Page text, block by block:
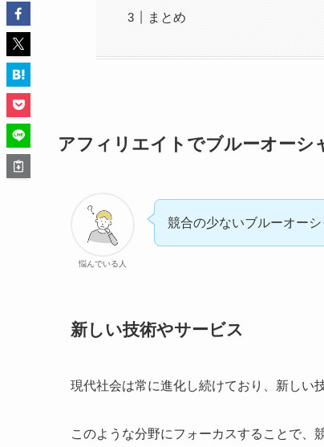
まとめ
アフィリエイトでブルーオーシ
悩んでいる人
競合の少ないブルーオー
新しい技術やサービス
現代社会は常に進化し続けており、新しい
このような分野にフォーカスすることで、